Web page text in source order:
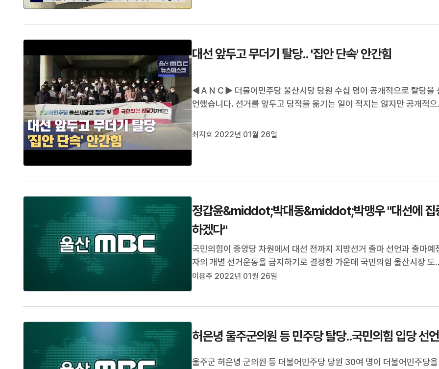
대선 앞두고 무더기 탈당.. '집안 단속' 안간힘
◀ＡＮＣ▶ 더불어민주당 울산시당 당원 수십 명이 공개적으로 탈당을
언했습니다. 선거를 앞두고 당적을 옮기는 일이 적지는 않지만 공개적으
라며 파장 확산을 경계하고 있고, 국민의힘도 드러내놓고 환영하기보다는
최지호 2022년 01월 26일
정갑윤&middot;박대동&middot;박맹우 "대선에 집
하겠다"
국민의힘이 중앙당 차원에서 대선 전까지 지방선거 출마 선언과 출마예
자의 개별 선거운동을 금지하기로 결정한 가운데 국민의힘 울산시장 도
후보자들이 대선에 집중하겠다는 입장을 잇따라 내놨습니다. 정갑윤 전
이용주 2022년 01월 26일
허은녕 울주군의원 등 민주당 탈당..국민의힘 입당 선언
울주군 허은녕 군의원 등 더불어민주당 당원 30여 명이 더불어민주당을